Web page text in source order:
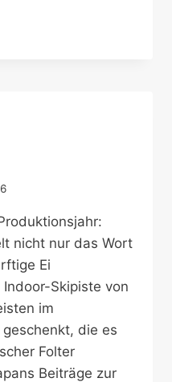
nicht nur das Wort
Ei
Skipiste von
im
die es
Folter
Beiträge zur